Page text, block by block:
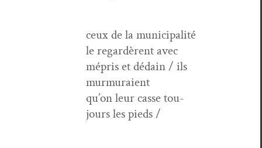
ceux de la munic­i­pal­ité
le regardèrent avec
mépris et dédain / ils
murmuraient
qu’on leur casse tou­
jours les pieds /